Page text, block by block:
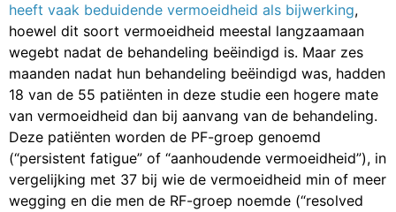
heeft vaak beduidende vermoeidheid als bijwerking,
hoewel dit soort vermoeidheid meestal langzaamaan
wegebt nadat de behandeling beëindigd is. Maar zes
maanden nadat hun behandeling beëindigd was, hadden
18 van de 55 patiënten in deze studie een hogere mate
van vermoeidheid dan bij aanvang van de behandeling.
Deze patiënten worden de PF-groep genoemd
(“persistent fatigue” of “aanhoudende vermoeidheid”), in
vergelijking met 37 bij wie de vermoeidheid min of meer
wegging en die men de RF-groep noemde (“resolved